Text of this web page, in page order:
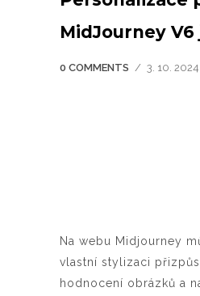
MidJourney V6
0 COMMENTS / 3. 10. 2024
Na webu Midjourney
vlastní stylizaci
hodnocení obrázků a